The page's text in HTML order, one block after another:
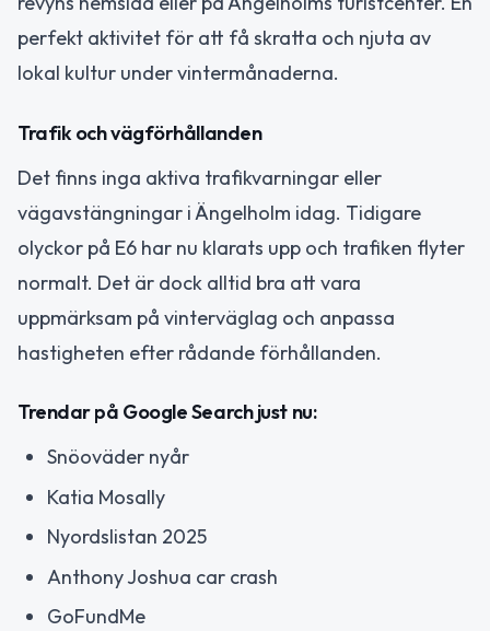
perfekt aktivitet för att få skratta och njuta av
lokal kultur under vintermånaderna.
Trafik och vägförhållanden
Det finns inga aktiva trafikvarningar eller
vägavstängningar i Ängelholm idag. Tidigare
olyckor på E6 har nu klarats upp och trafiken flyter
normalt. Det är dock alltid bra att vara
uppmärksam på vinterväglag och anpassa
hastigheten efter rådande förhållanden.
Trendar på Google Search just nu:
Snöoväder nyår
Katia Mosally
Nyordslistan 2025
Anthony Joshua car crash
GoFundMe